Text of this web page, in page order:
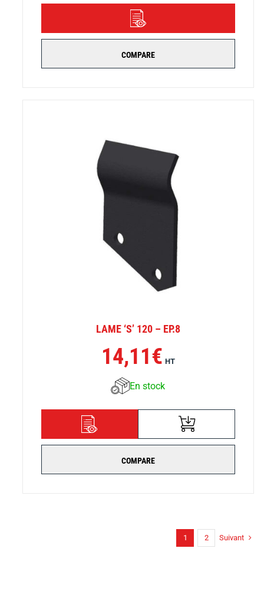
COMPARE
DÉTAILS
LAME ‘S’ 120 – EP.8
14,11€ HT
En stock
COMPARE
AJOUTER AU
DÉTAILS
1 2 Suivant